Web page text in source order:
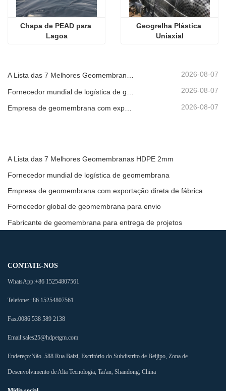
Chapa de PEAD para
Lagoa
Geogrelha Plástica
Uniaxial
A Lista das 7 Melhores Geomembranas HDPE 2mm 2026-08-07
2026-08-07
2026-08-07
A Lista das 7 Melhores Geomembranas HDPE 2mm
Fornecedor mundial de logística de geomembrana
Empresa de geomembrana com exportação direta de fábrica
Fornecedor global de geomembrana para envio
Fabricante de geomembrana para entrega de projetos
CONTATE-NOS
WhatsApp:+86 15254807561
Telefone:+86 15254807561
Fax:0086 538 589 2138
Email:sales25@hdpetgm.com
Endereço:Não. 588 Rua Baizi, Escritório do Subdistrito de Beijipo, Zona de
Desenvolvimento de Alta Tecnologia, Tai'an, Shandong, China